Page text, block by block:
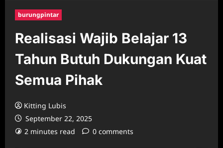
burungpintar
Realisasi Wajib Belajar 13
Tahun Butuh Dukungan Kuat
Semua Pihak
Kitting Lubis
September 22, 2025
2 minutes read
0 comments